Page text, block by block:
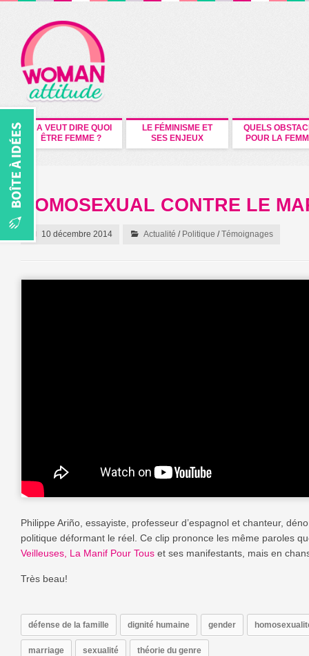
CA VEUT DIRE QUOI
ÊTRE FEMME ?
LE FÉMINISME ET
SES ENJEUX
QUELS
POUR LA
HOMOSEXUAL CONTRE LE
10 décembre 2014 Actualité / Politique /Témoignages
Philippe Ariño, essayiste, professeur d’espagnol et chanteur,
politique déformant le réel. Ce clip prononce les même paroles
Veilleuses, La Manif Pour Tous et ses manifestants, mais en
Très beau!
défense de la famille dignité humaine gender
marriage sexualité théorie du genre